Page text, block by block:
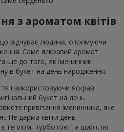
з ароматом квітів
відчуває людина, отримуючи
Саме яскравий аромат
ще до того, як іменинник
в букет на день народження.
і використовуючи яскраві
букет на день
привітання іменинника, яке
Не дарма квіти день
теплом, турботою та щирістю.